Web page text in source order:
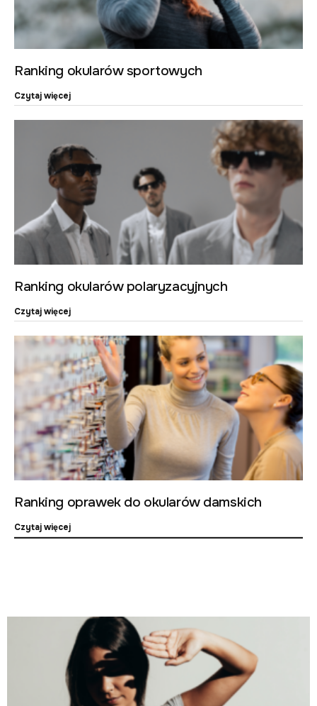
Ranking okularów sportowych
Czytaj więcej
Ranking okularów polaryzacyjnych
Czytaj więcej
Ranking oprawek do okularów damskich
Czytaj więcej